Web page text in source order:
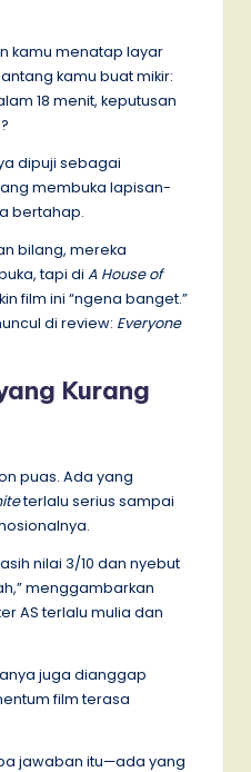
kamu menatap layar
kamu buat mikir:
18 menit, keputusan
dipuji sebagai
membuka lapisan-
bertahap.
bilang, mereka
tapi di A House of
film ini “ngena banget.”
di review: Everyone
Kurang
puas. Ada yang
terlalu serius sampai
nilai 3/10 dan nyebut
menggambarkan
AS terlalu mulia dan
juga dianggap
film terasa
jawaban itu—ada yang